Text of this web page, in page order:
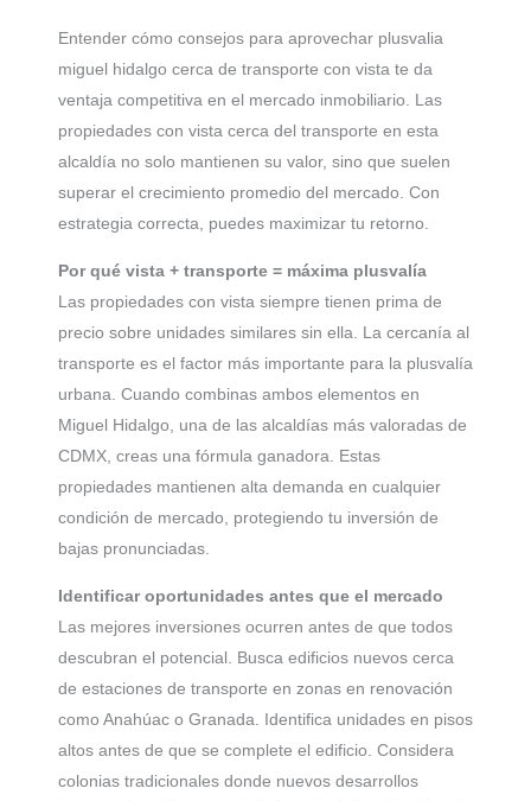
Entender cómo consejos para aprovechar plusvalia
miguel hidalgo cerca de transporte con vista te da
ventaja competitiva en el mercado inmobiliario. Las
propiedades con vista cerca del transporte en esta
alcaldía no solo mantienen su valor, sino que suelen
superar el crecimiento promedio del mercado. Con
estrategia correcta, puedes maximizar tu retorno.
Por qué vista + transporte = máxima plusvalía
Las propiedades con vista siempre tienen prima de
precio sobre unidades similares sin ella. La cercanía al
transporte es el factor más importante para la plusvalía
urbana. Cuando combinas ambos elementos en
Miguel Hidalgo, una de las alcaldías más valoradas de
CDMX, creas una fórmula ganadora. Estas
propiedades mantienen alta demanda en cualquier
condición de mercado, protegiendo tu inversión de
bajas pronunciadas.
Identificar oportunidades antes que el mercado
Las mejores inversiones ocurren antes de que todos
descubran el potencial. Busca edificios nuevos cerca
de estaciones de transporte en zonas en renovación
como Anahúac o Granada. Identifica unidades en pisos
altos antes de que se complete el edificio. Considera
colonias tradicionales donde nuevos desarrollos